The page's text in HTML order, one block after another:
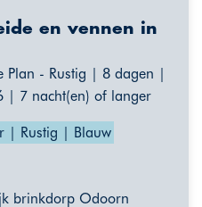
en vennen in
Plan - Rustig | 8 dagen |
| 7 nacht(en) of langer
| Rustig | Blauw
brinkdorp Odoorn